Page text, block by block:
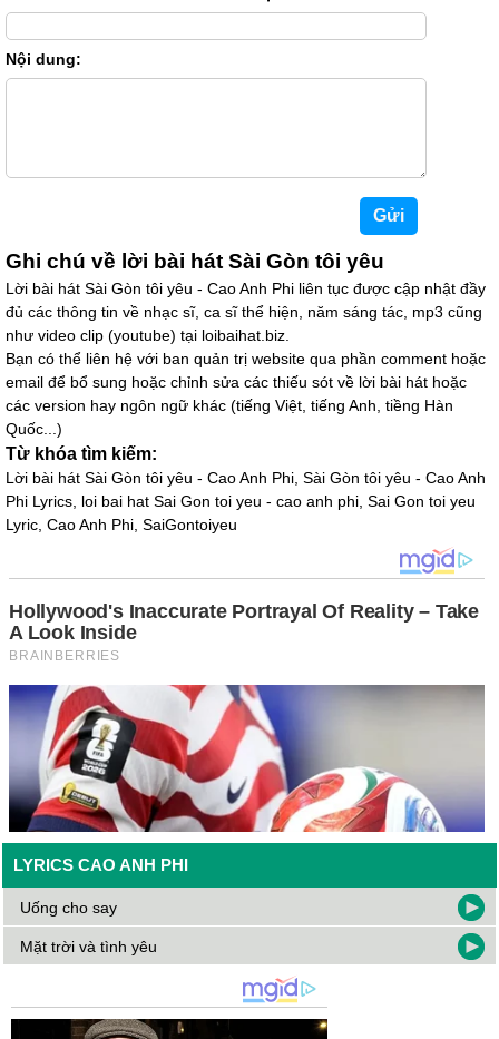
Nội dung:
Ghi chú về lời bài hát Sài Gòn tôi yêu
Lời bài hát Sài Gòn tôi yêu - Cao Anh Phi liên tục được cập nhật đầy
đủ các thông tin về nhạc sĩ, ca sĩ thể hiện, năm sáng tác, mp3 cũng
như video clip (youtube) tại loibaihat.biz.
Bạn có thể liên hệ với ban quản trị website qua phần comment hoặc
email để bổ sung hoặc chỉnh sửa các thiếu sót về lời bài hát hoặc
các version hay ngôn ngữ khác (tiếng Việt, tiếng Anh, tiềng Hàn
Quốc...)
Từ khóa tìm kiếm:
Lời bài hát Sài Gòn tôi yêu - Cao Anh Phi, Sài Gòn tôi yêu - Cao Anh
Phi Lyrics, loi bai hat Sai Gon toi yeu - cao anh phi, Sai Gon toi yeu
Lyric, Cao Anh Phi, SaiGontoiyeu
LYRICS CAO ANH PHI
Uống cho say
Mặt trời và tình yêu